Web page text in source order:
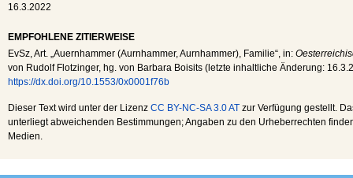
16.3.2022
EMPFOHLENE ZITIERWEISE
EvSz , Art. „Auernhammer (Aurnhammer, Aurnhammer), Familie“, in:
von Rudolf Flotzinger, hg. von Barbara Boisits (letzte inhaltliche Änderung:
https://dx.doi.org/10.1553/0x0001f76b
Dieser Text wird unter der Lizenz CC BY-NC-SA 3.0 AT zur Verfügung gestellt.
unterliegt abweichenden Bestimmungen; Angaben zu den Urheberrechten
Medien.